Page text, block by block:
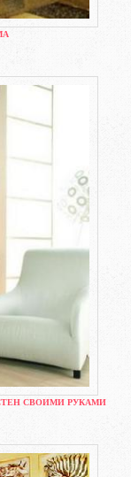
СВОИМИ РУКАМИ